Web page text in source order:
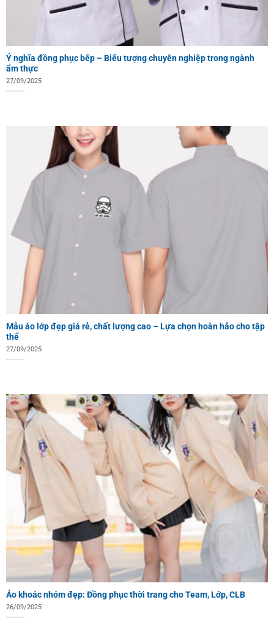
Ý nghĩa đồng phục bếp – Biểu tượng chuyên nghiệp trong ngành
ẩm thực
27/09/2025
Mẫu áo lớp đẹp giá rẻ, chất lượng cao – Lựa chọn hoàn hảo cho tập
thể
27/09/2025
Áo khoác nhóm đẹp: Đồng phục thời trang cho Team, Lớp, CLB
26/09/2025